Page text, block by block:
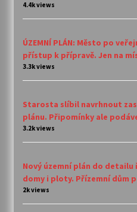
4.4k views
ÚZEMNÍ PLÁN: Město po
přístup k přípravě. Jen na
3.3k views
Starosta slíbil navrhnout
plánu. Připomínky ale
3.2k views
Nový územní plán do
domy i ploty. Přízemní dům
2k views